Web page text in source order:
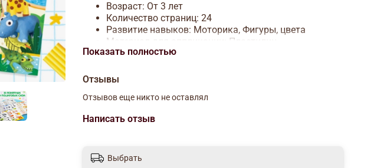
Возраст: От 3 лет
Количество страниц: 24
Развитие навыков: Моторика, Фигуры, цвета
Материал для аппликации
Пластилин
Показать полностью
Отзывы
Отзывов еще никто не оставлял
Написать отзыв
Выбрать